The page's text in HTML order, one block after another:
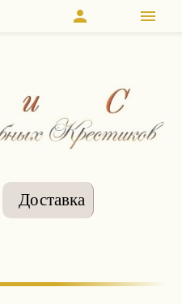
menu
person
Доставка